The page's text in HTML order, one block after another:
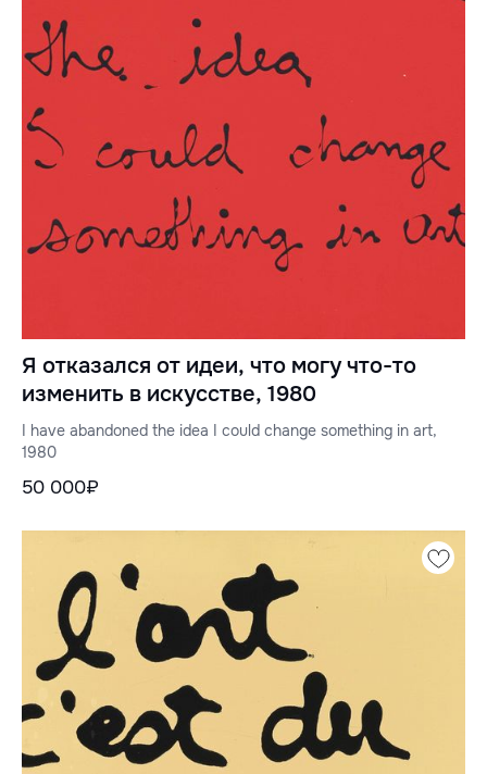
Я отказался от идеи, что могу что-то
изменить в искусстве, 1980
I have abandoned the idea I could change something in art,
1980
50 000₽